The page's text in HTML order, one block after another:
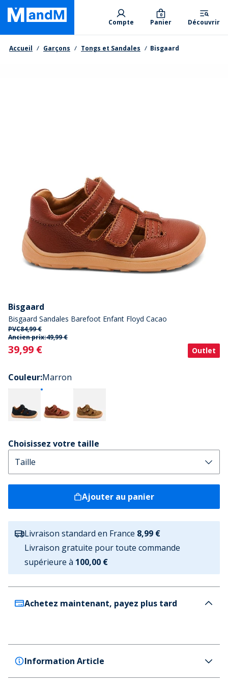
Skip
main
content
Primary departments
Compte Panier
0
Découvrir
Fil d'Ariane
Accueil Garçons Tongs et Sandales Bisgaard
Bisgaard
Bisgaard Sandales Barefoot Enfant Floyd Cacao
PVC84,99 €
Ancien prix:49,99 €
Current
39,99 € Outlet
Couleur:Marron
Choisissez votre taille
Ajouter au panier
Livraison standard en France 8,99 €
Livraison gratuite pour toute commande
supérieure à 100,00 €
Achetez maintenant, payez plus tard
Information Article